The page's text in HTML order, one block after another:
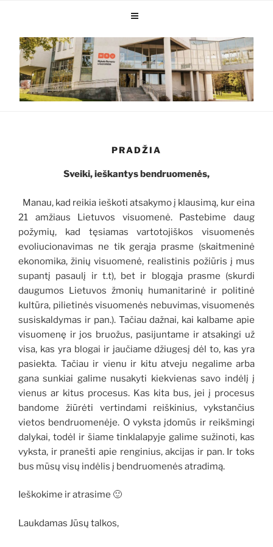
PRADŽIA
Sveiki, ieškantys bendruomenės,
Manau, kad reikia ieškoti atsakymo į klausimą, kur eina
21 amžiaus Lietuvos visuomenė. Pastebime daug
požymių, kad tęsiamas vartotojiškos visuomenės
evoliucionavimas ne tik gerąja prasme (skaitmeninė
ekonomika, žinių visuomenė, realistinis požiūris į mus
supantį pasaulį ir t.t), bet ir blogąja prasme (skurdi
daugumos Lietuvos žmonių humanitarinė ir politinė
kultūra, pilietinės visuomenės nebuvimas, visuomenės
susiskaldymas ir pan.). Tačiau dažnai, kai kalbame apie
visuomenę ir jos bruožus, pasijuntame ir atsakingi už
visa, kas yra blogai ir jaučiame džiugesį dėl to, kas yra
pasiekta. Tačiau ir vienu ir kitu atveju negalime arba
gana sunkiai galime nusakyti kiekvienas savo indėlį į
vienus ar kitus procesus. Kas kita bus, jei į procesus
bandome žiūrėti vertindami reiškinius, vykstančius
vietos bendruomenėje. O vyksta įdomūs ir reikšmingi
dalykai, todėl ir šiame tinklalapyje galime sužinoti, kas
vyksta, ir pranešti apie renginius, akcijas ir pan. Ir toks
bus mūsų visų indėlis į bendruomenės atradimą.
Ieškokime ir atrasime 🙂
Laukdamas Jūsų talkos,